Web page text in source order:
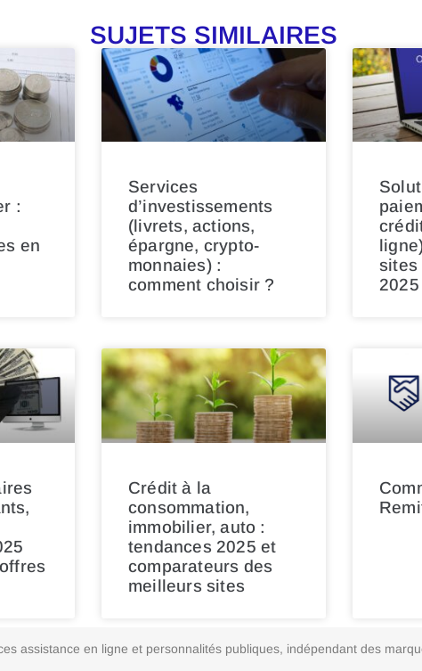
SUJETS SIMILAIRES
:
en
Services
d’investissements
(livrets, actions,
épargne, crypto-
monnaies) :
comment choisir ?
sites
2025
Crédit à la
consommation,
immobilier, auto :
tendances 2025 et
comparateurs des
meilleurs sites
assistance en ligne et personnalités publiques, indépendant des